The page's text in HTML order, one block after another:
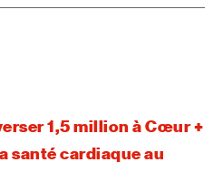
1,5 million à Cœur +
santé cardiaque au